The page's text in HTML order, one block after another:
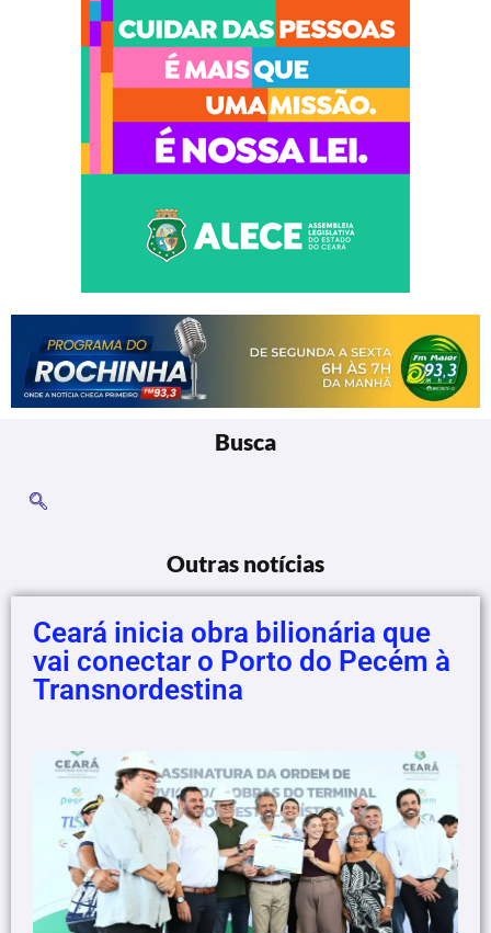
Busca
Outras notícias
Ceará inicia obra bilionária que
vai conectar o Porto do Pecém à
Transnordestina